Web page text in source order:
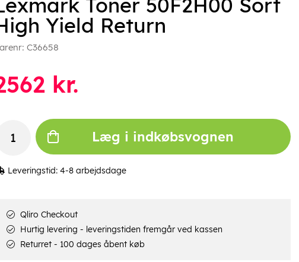
Toner 50F2H00 Sort
Yield Return
C36658
kr.
Læg i indkøbsvognen
Leveringstid: 4-8 arbejdsdage
Qliro Checkout
Hurtig levering - leveringstiden fremgår ved kassen
Returret - 100 dages åbent køb